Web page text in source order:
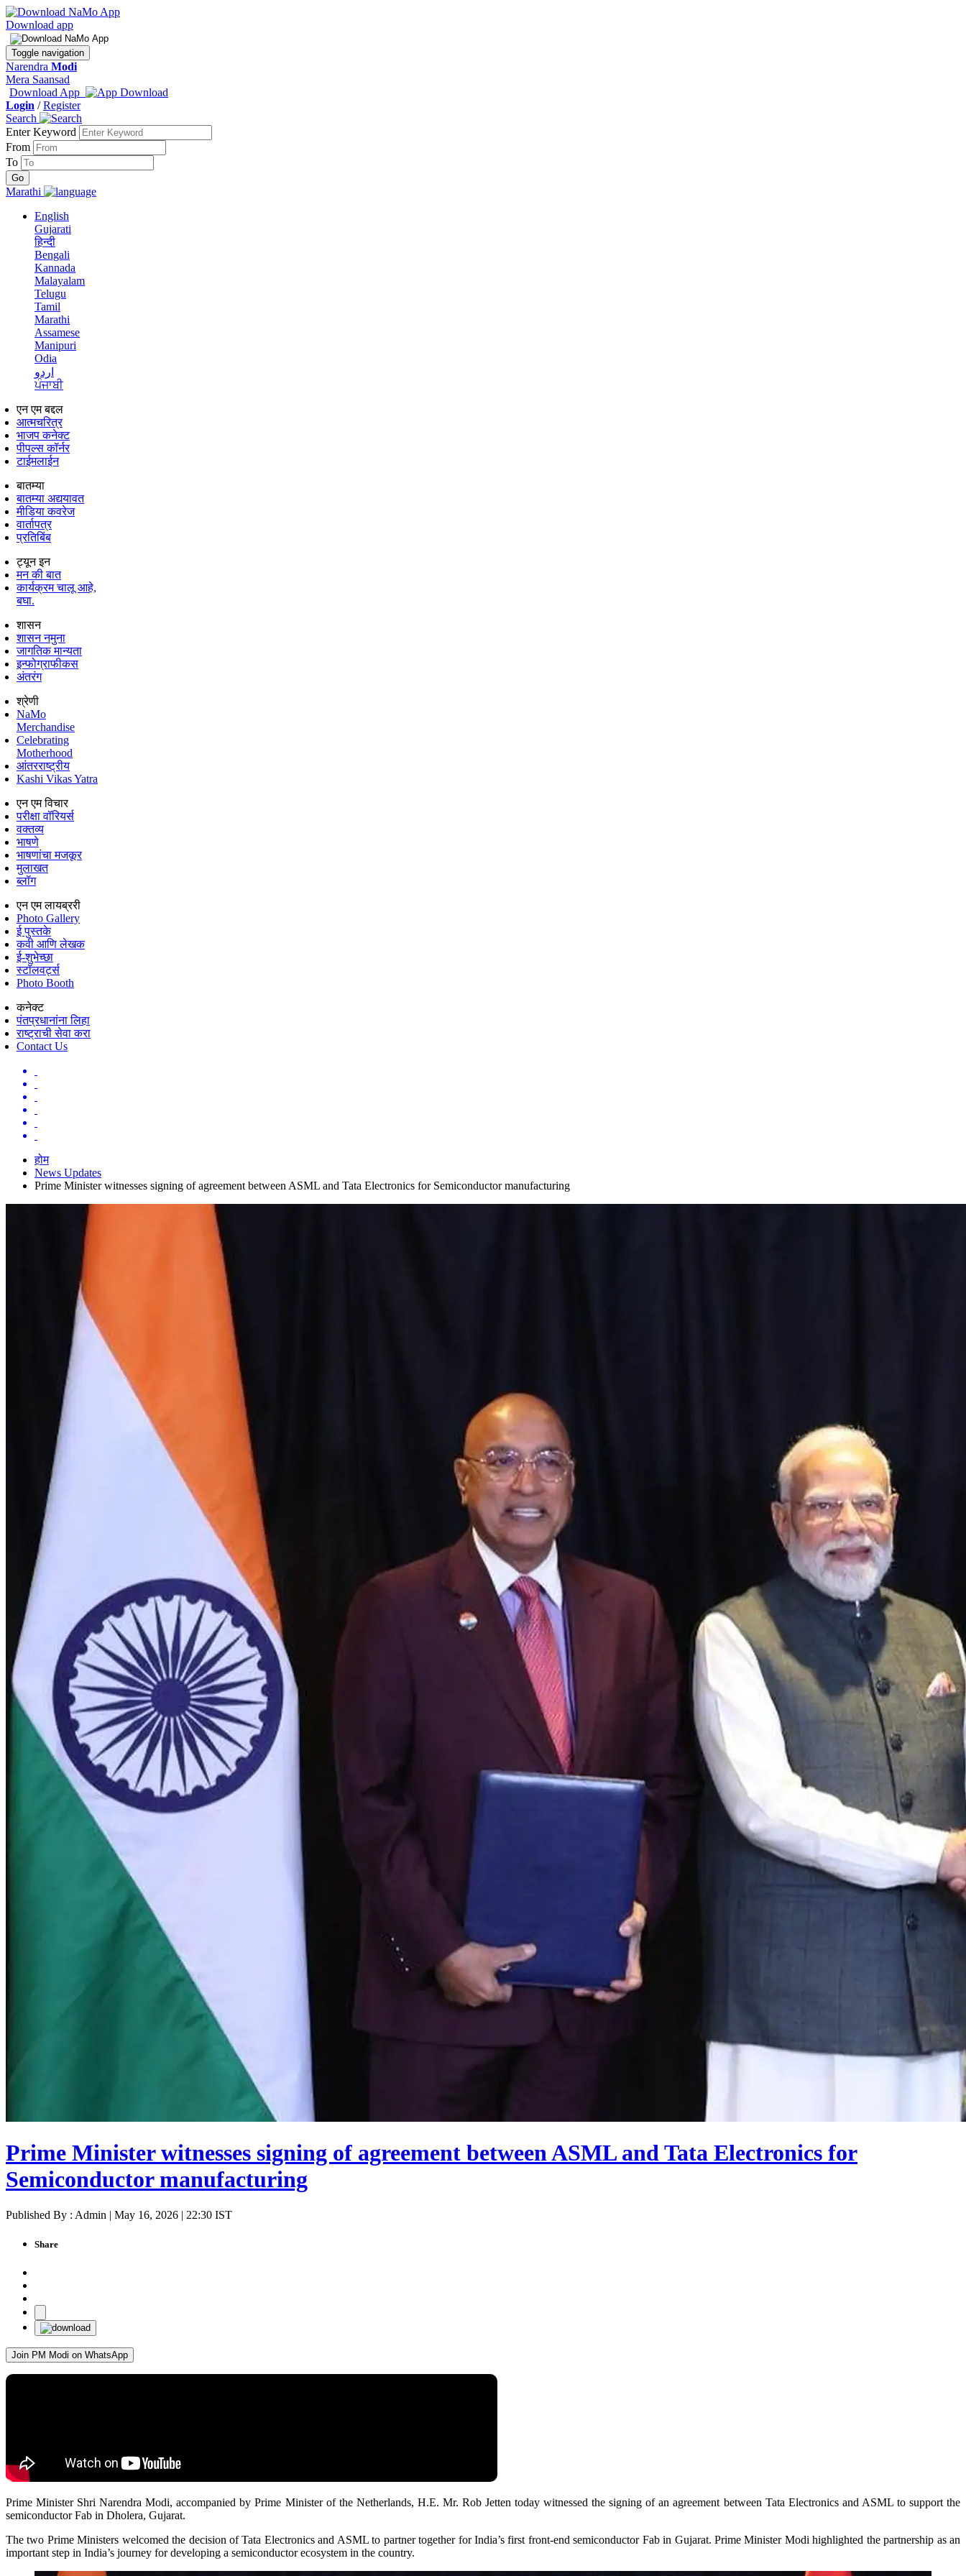
Download app
Toggle navigation
Narendra Modi
Mera Saansad
Download App
Login /Register
Search
Enter Keyword
From
To
Marathi
English
Gujarati
हिन्दी
Bengali
Kannada
Malayalam
Telugu
Tamil
Marathi
Assamese
Manipuri
Odia
اردو
ਪੰਜਾਬੀ
एन एम बद्दल
आत्मचरित्र
भाजप कनेक्ट
पीपल्स कॉर्नर
टाईमलाईन
बातम्या
बातम्या अद्ययावत
मीडिया कवरेज
वार्तापत्र
प्रतिबिंब
ट्यून इन
मन की बात
कार्यक्रम चालू आहे,
बघा.
शासन
शासन नमुना
जागतिक मान्यता
इन्फोग्राफीकस
अंतरंग
श्रेणी
NaMo
Merchandise
Celebrating
Motherhood
आंतरराष्ट्रीय
Kashi Vikas Yatra
एन एम विचार
परीक्षा वॉरियर्स
वक्तव्य
भाषणे
भाषणांचा मजकूर
मुलाखत
ब्लॉग
एन एम लायब्ररी
Photo Gallery
ई पुस्तके
कवी आणि लेखक
ई-शुभेच्छा
स्टॉलवर्ट्स
Photo Booth
कनेक्ट
पंतप्रधानांना लिहा
राष्ट्राची सेवा करा
Contact Us
होम
News Updates
Prime Minister witnesses signing of agreement between ASML and Tata Electronics for Semiconductor manufacturing
Prime Minister witnesses signing of agreement between ASML and Tata Electronics for
Semiconductor manufacturing
Published By : Admin | May 16, 2026 | 22:30 IST
Share
Join PM Modi on WhatsApp
Prime Minister Shri Narendra Modi, accompanied by Prime Minister of the Netherlands, H.E. Mr. Rob Jetten today witnessed the signing of an agreement between Tata Electronics and ASML to support the
semiconductor Fab in Dholera, Gujarat.
The two Prime Ministers welcomed the decision of Tata Electronics and ASML to partner together for India’s first front-end semiconductor Fab in Gujarat. Prime Minister Modi highlighted the partnership as an
important step in India’s journey for developing a semiconductor ecosystem in the country.